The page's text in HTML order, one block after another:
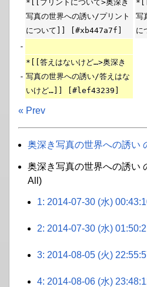
*[[プリントについて>奥深き
写真の世界への誘い/プリント
について]] [#xb447a7f]
*[[
写
-
-
*[[答えはないけど…>奥深き
写真の世界への誘い/答えはな
いけど…]] [#lef43239]
« Prev
奥深き写真の世界への誘い
奥深き写真の世界への誘い
All)
1: 2014-07-30 (水)
2: 2014-07-30 (水)
3: 2014-08-05 (火)
4: 2014-08-06 (水)